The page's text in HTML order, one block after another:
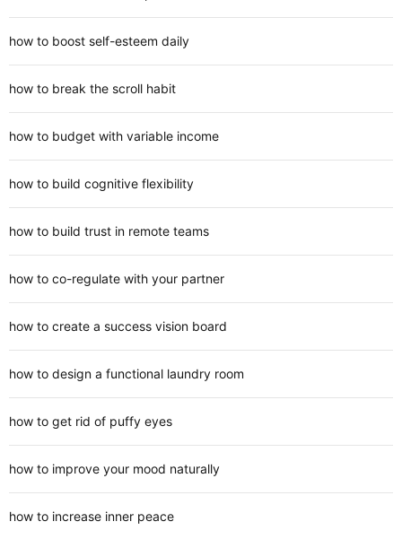
how to boost self-esteem daily
how to break the scroll habit
how to budget with variable income
how to build cognitive flexibility
how to build trust in remote teams
how to co-regulate with your partner
how to create a success vision board
how to design a functional laundry room
how to get rid of puffy eyes
how to improve your mood naturally
how to increase inner peace